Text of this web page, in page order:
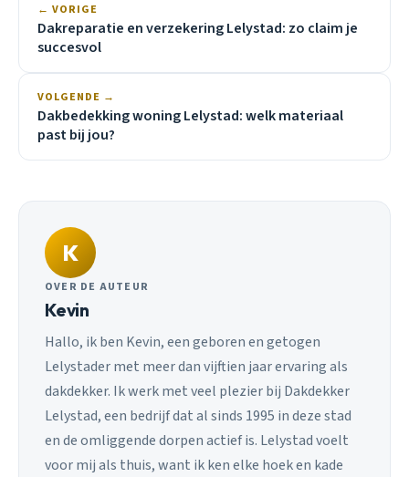
← VORIGE
Dakreparatie en verzekering Lelystad: zo claim je
succesvol
VOLGENDE →
Dakbedekking woning Lelystad: welk materiaal
past bij jou?
K
OVER DE AUTEUR
Kevin
Hallo, ik ben Kevin, een geboren en getogen
Lelystader met meer dan vijftien jaar ervaring als
dakdekker. Ik werk met veel plezier bij Dakdekker
Lelystad, een bedrijf dat al sinds 1995 in deze stad
en de omliggende dorpen actief is. Lelystad voelt
voor mij als thuis, want ik ken elke hoek en kade